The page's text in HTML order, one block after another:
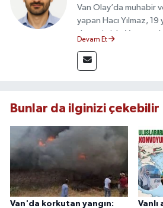
Van Olay’da muhabir
yapan Hacı Yılmaz, 19
deneyimiyle Van
takip etmektedir.
Yılmaz, tarafsızlık,
bilgilendirmektedir.
Devam Et
Bunlar da ilginizi çekebilir
Van'da korkutan yangın: